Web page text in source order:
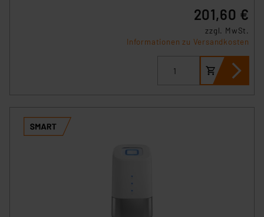
201,60 €
zzgl. MwSt.
Informationen zu Versandkosten